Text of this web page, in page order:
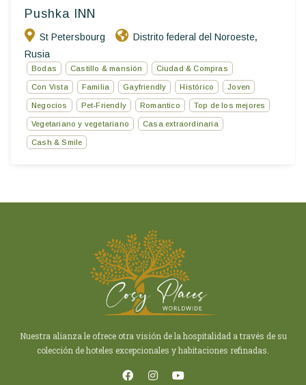
Pushka INN
St Petersbourg Distrito federal del Noroeste,
Rusia
Bodas Castillo & mansión Ciudad & Compras
Con Vista Familia Gayfriendly Histórico Joven
Negocios Pet-Friendly Romantico Top de los mejores
Vegetariano y vegetariano Casa extraordinaria
Cash & Smile
Nuestra alianza le ofrece otra visión de la hospitalidad a través de su
colección de hoteles excepcionales y habitaciones refinadas.